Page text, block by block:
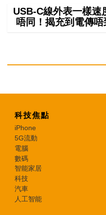
USB-C線外表一樣速
唔同！揭充到電傳
科技焦點
iPhone
5G流動
電腦
數碼
智能家居
科技
汽車
人工智能